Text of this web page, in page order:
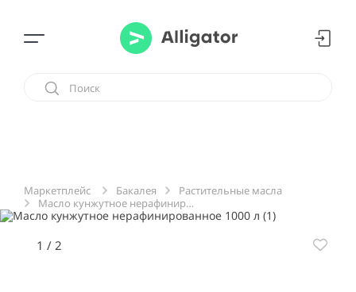
Маркетплейс Бакалея
Растительные масла
Масло кунжутное нерафинированное 1000 л
1 / 2